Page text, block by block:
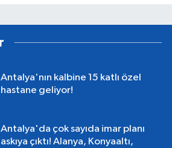
Antalya'nın kalbine 15 katlı özel
hastane geliyor!
Antalya'da çok sayıda imar planı
askıya çıktı! Alanya, Konyaaltı,